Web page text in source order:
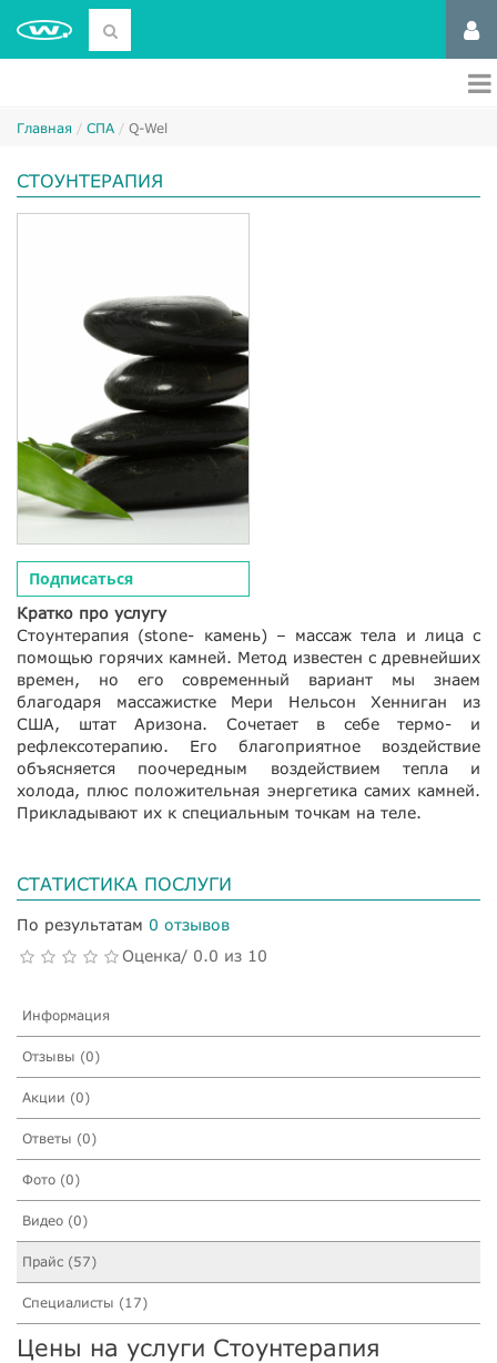
Главная СПА Q-Wel
СТОУНТЕРАПИЯ
Подписаться
Кратко про услугу
Стоунтерапия (stone- камень) – массаж тела и лица с
помощью горячих камней. Метод известен с древнейших
времен, но его современный вариант мы знаем
благодаря массажистке Мери Нельсон Хенниган из
США, штат Аризона. Сочетает в себе термо- и
рефлексотерапию. Его благоприятное воздействие
объясняется поочередным воздействием тепла и
холода, плюс положительная энергетика самих камней.
Прикладывают их к специальным точкам на теле.
СТАТИСТИКА ПОСЛУГИ
По результатам 0 отзывов
Оценка/ 0.0 из 10
Информация
Отзывы (0)
Акции (0)
Ответы (0)
Фото (0)
Видео (0)
Прайс (57)
Специалисты (17)
Цены на услуги Стоунтерапия